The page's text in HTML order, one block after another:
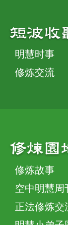
明慧时事
修炼交流
修炼故事
空中明慧周
正法修炼交